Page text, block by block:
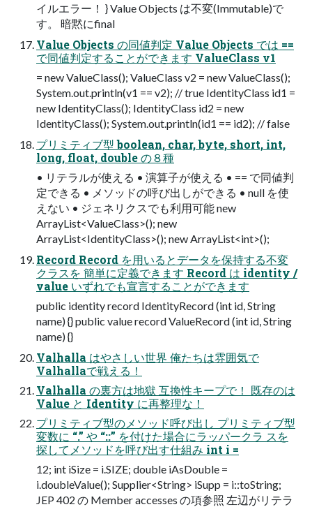
イルエラー！ } Value Objects は不変(Immutable)で
す。 暗黙にfinal
Value Objects の同値判定 Value Objects では ==
で同値判定することができます ValueClass v1
= new ValueClass(); ValueClass v2 = new ValueClass();
System.out.println(v1 == v2); // true IdentityClass id1 =
new IdentityClass(); IdentityClass id2 = new
IdentityClass(); System.out.println(id1 == id2); // false
プリミティブ型 boolean, char, byte, short, int,
long, float, double の８種
• リテラルが使える • 演算子が使える • == で同値判
定できる • メソッドの呼び出しができる • null を使
えない • ジェネリクスでも利用可能 new
ArrayList<ValueClass>(); new
ArrayList<IdentityClass>(); new ArrayList<int>();
Record Record を用いるとデータを保持する不変
クラスを 簡単に定義できます Record は identity /
value いずれでも宣言することができます
public identity record IdentityRecord (int id, String
name) {} public value record ValueRecord (int id, String
name) {}
Valhalla はやさしい世界 俺たちは雰囲気で
Valhallaで戦える！
Valhalla の裏方は地獄 互換性キープで！ 既存のは
Value と Identity に再整理な！
プリミティブ型のメソッド呼び出し プリミティブ型
変数に “.” や “::” を付けた場合にラッパークラ スを
探してメソッドを呼び出す仕組み int i =
12; int iSize = i.SIZE; double iAsDouble =
i.doubleValue(); Supplier<String> iSupp = i::toString;
JEP 402 の Member accesses の項参照 左辺がリテラ